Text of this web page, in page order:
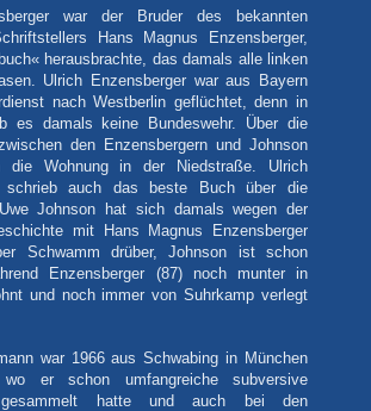
war der Bruder des bekannten
Hans Magnus Enzensberger,
herausbrachte, das damals alle linken
Ulrich Enzensberger war aus Bayern
nach Westberlin geflüchtet, denn in
es damals keine Bundeswehr. Über die
den Enzensbergern und Johnson
die Wohnung in der Niedstraße. Ulrich
schrieb auch das beste Buch über die
Johnson hat sich damals wegen der
mit Hans Magnus Enzensberger
Schwamm drüber, Johnson ist schon
Enzensberger (87) noch munter in
und noch immer von Suhrkamp verlegt
war 1966 aus Schwabing in München
wo er schon umfangreiche subversive
gesammelt hatte und auch bei den